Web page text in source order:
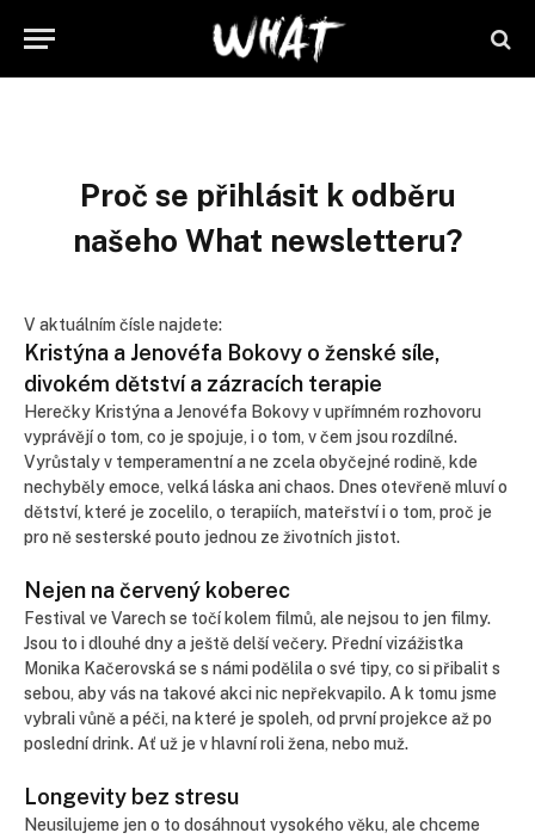
Proč se přihlásit k odběru
našeho What newsletteru?
V aktuálním čísle najdete:
Kristýna a Jenovéfa Bokovy o ženské síle,
divokém dětství a zázracích terapie
Herečky Kristýna a Jenovéfa Bokovy v upřímném rozhovoru
vyprávějí o tom, co je spojuje, i o tom, v čem jsou rozdílné.
Vyrůstaly v temperamentní a ne zcela obyčejné rodině, kde
nechyběly emoce, velká láska ani chaos. Dnes otevřeně mluví o
dětství, které je zocelilo, o terapiích, mateřství i o tom, proč je
pro ně sesterské pouto jednou ze životních jistot.
Nejen na červený koberec
Festival ve Varech se točí kolem filmů, ale nejsou to jen filmy.
Jsou to i dlouhé dny a ještě delší večery. Přední vizážistka
Monika Kačerovská se s námi podělila o své tipy, co si přibalit s
sebou, aby vás na takové akci nic nepřekvapilo. A k tomu jsme
vybrali vůně a péči, na které je spoleh, od první projekce až po
poslední drink. Ať už je v hlavní roli žena, nebo muž.
Longevity bez stresu
Neusilujeme jen o to dosáhnout vysokého věku, ale chceme